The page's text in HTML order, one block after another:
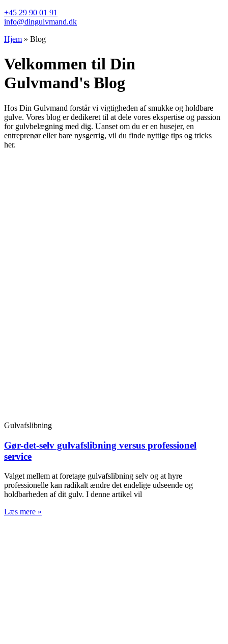
+45 29 90 01 91
info@dingulvmand.dk
Hjem » Blog
Velkommen til Din
Gulvmand's Blog
Hos Din Gulvmand forstår vi vigtigheden af smukke og holdbare
gulve. Vores blog er dedikeret til at dele vores ekspertise og passion
for gulvbelægning med dig. Uanset om du er en husejer, en
entreprenør eller bare nysgerrig, vil du finde nyttige tips og tricks
her.
Gulvafslibning
Gør-det-selv gulvafslibning versus professionel
service
Valget mellem at foretage gulvafslibning selv og at hyre
professionelle kan radikalt ændre det endelige udseende og
holdbarheden af dit gulv. I denne artikel vil
Læs mere »